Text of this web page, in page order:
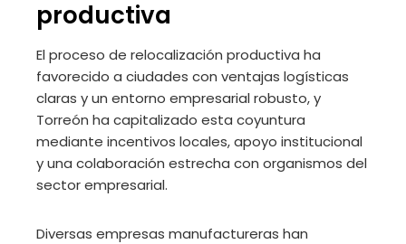
productiva
El proceso de relocalización productiva ha
favorecido a ciudades con ventajas logísticas
claras y un entorno empresarial robusto, y
Torreón ha capitalizado esta coyuntura
mediante incentivos locales, apoyo institucional
y una colaboración estrecha con organismos del
sector empresarial.
Diversas empresas manufactureras han